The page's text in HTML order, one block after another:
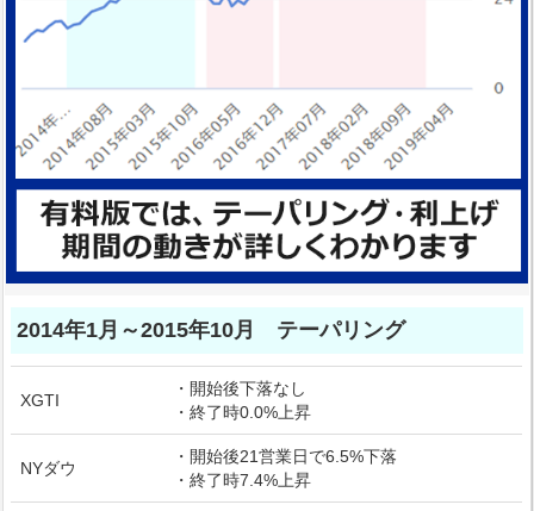
2014年1月～2015年10月 テーパリング
XGTI
・開始後下落なし
・終了時0.0%上昇
NYダウ
・開始後21営業日で6.5%下落
・終了時7.4%上昇